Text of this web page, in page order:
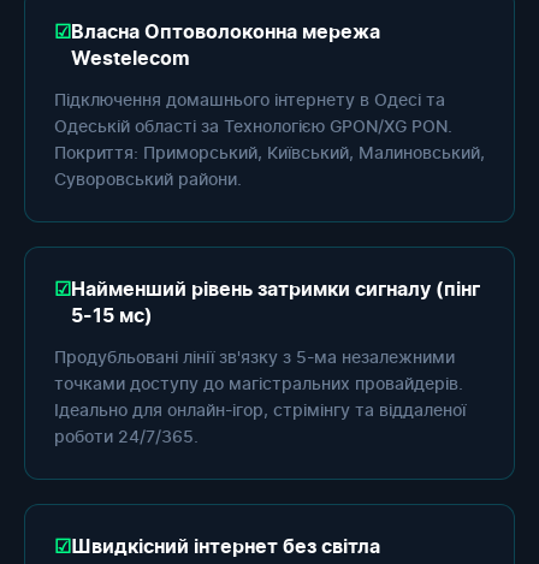
Власна Оптоволоконна мережа
Westelecom
Підключення домашнього інтернету в Одесі та
Одеській області за Технологією GPON/XG PON.
Покриття: Приморський, Київський, Малиновський,
Суворовський райони.
Найменший рівень затримки сигналу (пінг
5-15 мс)
Продубльовані лінії зв'язку з 5-ма незалежними
точками доступу до магістральних провайдерів.
Ідеально для онлайн-ігор, стрімінгу та віддаленої
роботи 24/7/365.
Швидкісний інтернет без світла